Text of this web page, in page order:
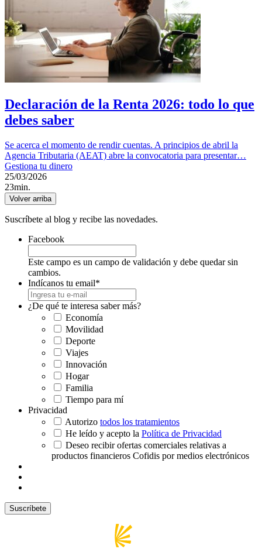
Declaración de la Renta 2026: todo lo que
debes saber
Se acerca el momento de rendir cuentas. A principios de abril la
Agencia Tributaria (AEAT) abre la convocatoria para presentar…
Gestiona tu dinero
25/03/2026
23min.
Volver arriba
Suscríbete al blog y recibe las novedades.
Facebook
Este campo es un campo de validación y debe quedar sin
cambios.
Indícanos tu email*
¿De qué te interesa saber más?
Economía
Movilidad
Deporte
Viajes
Innovación
Hogar
Familia
Tiempo para mí
Privacidad
Autorizo todos los tratamientos
He leído y acepto la Política de Privacidad
Deseo recibir ofertas comerciales relativas a
productos financieros Cofidis por medios electrónicos